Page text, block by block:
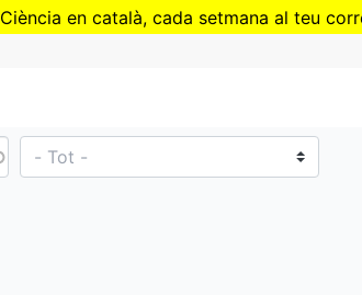
Ciència en català, cada setmana al teu